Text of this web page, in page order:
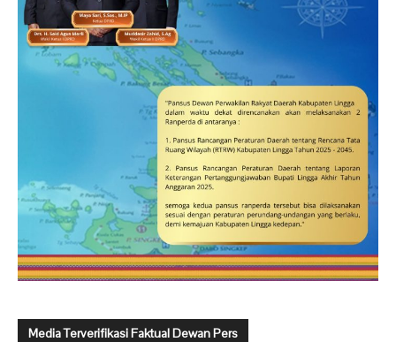
Media Terverifikasi Faktual Dewan Pers